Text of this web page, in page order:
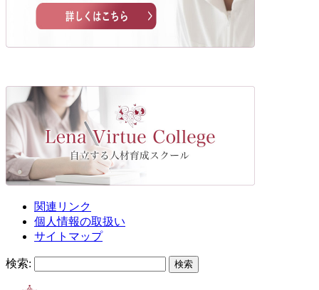
関連リンク
個人情報の取扱い
サイトマップ
検索: